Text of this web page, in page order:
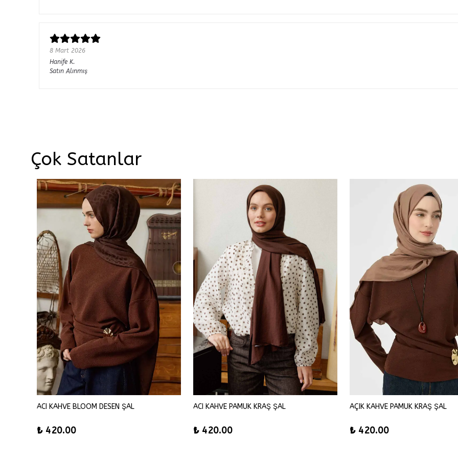
8 Mart 2026
Hanife K.
Satın Alınmış
Çok Satanlar
ACI KAHVE BLOOM DESEN ŞAL
₺ 420.00
ACI KAHVE PAMUK KRAŞ ŞAL
₺ 420.00
AÇIK KAHVE PAMUK KRAŞ ŞAL
₺ 420.00